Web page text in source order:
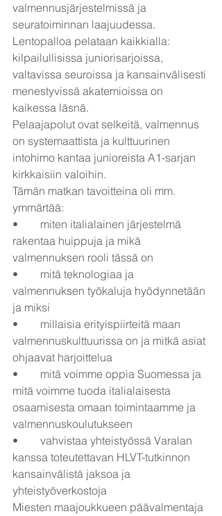
valmennusjärjestelmissä ja
seuratoiminnan laajuudessa.
Lentopalloa pelataan kaikkialla:
kilpailullisissa juniorisarjoissa,
valtavissa seuroissa ja kansainvälisesti
menestyvissä akatemioissa on
kaikessa läsnä.
Pelaajapolut ovat selkeitä, valmennus
on systemaattista ja kulttuurinen
intohimo kantaa junioreista A1-sarjan
kirkkaisiin valoihin.
Tämän matkan tavoitteina oli mm.
ymmärtää:
•	miten italialainen järjestelmä
rakentaa huippuja ja mikä
valmennuksen rooli tässä on
•	mitä teknologiaa ja
valmennuksen työkaluja hyödynnetään
ja miksi
•	millaisia erityispiirteitä maan
valmennuskulttuurissa on ja mitkä asiat
ohjaavat harjoittelua
•	mitä voimme oppia Suomessa ja
mitä voimme tuoda italialaisesta
osaamisesta omaan toimintaamme ja
valmennuskoulutukseen
•	vahvistaa yhteistyössä Varalan
kanssa toteutettavan HLVT-tutkinnon
kansainvälistä jaksoa ja
yhteistyöverkostoja
Miesten maajoukkueen päävalmentaja